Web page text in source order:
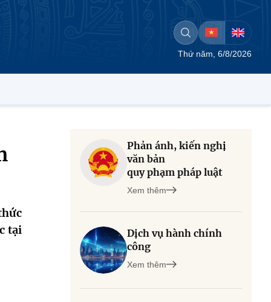
Thứ năm, 6/8/2026
tại
Phản ánh, kiến nghị
văn bản
quy phạm pháp luật
Xem thêm
Dịch vụ hành chính
công
Xem thêm